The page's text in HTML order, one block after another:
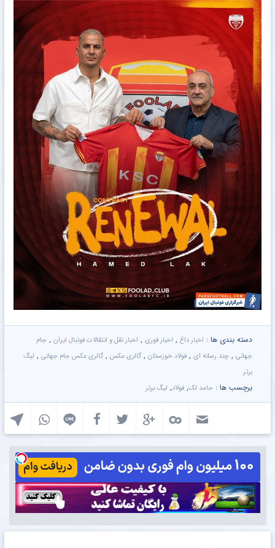
دسته بندی ها : اخبار داغ , اخبار فوری , اخبار نقل و انتقالات فوتبال ایران , جام
جهانی , چند رسانه ای , فولاد خوزستان , گالری عکس , گالری عکس جام جهانی , لیگ
برتر
برچسب ها : حامد لک, فولاد, لیگ برتر